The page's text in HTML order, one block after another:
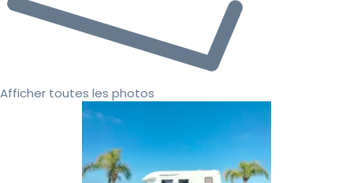
Afficher toutes les photos